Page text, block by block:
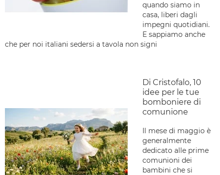
quando siamo in
casa, liberi dagli
impegni quotidiani.
E sappiamo anche
che per noi italiani sedersi a tavola non signi
Di Cristofalo, 10
idee per le tue
bomboniere di
comunione
Il mese di maggio è
generalmente
dedicato alle prime
comunioni dei
bambini che si